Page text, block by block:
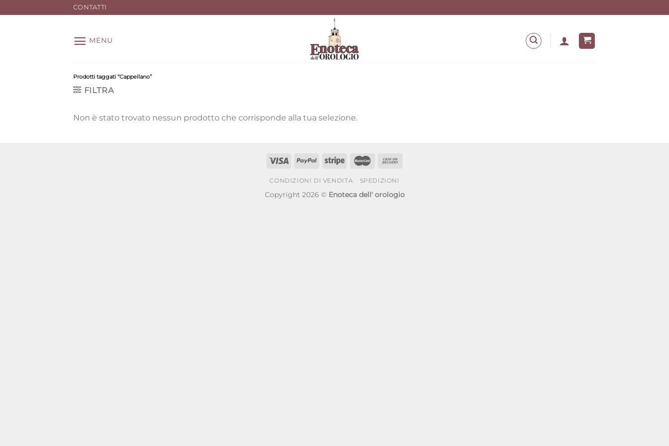
ai
CONTATTI
MENU
Prodotti taggati “Cappellano”
FILTRA
Non è stato trovato nessun prodotto che corrisponde alla tua selezione.
CONDIZIONI DI VENDITA SPEDIZIONI
Copyright 2026 © Enoteca dell' orologio